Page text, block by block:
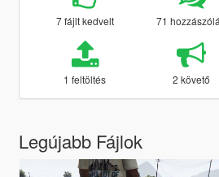
7 fájlt kedvelt 71
1 feltöltés 2 követő
Legújabb Fájlok